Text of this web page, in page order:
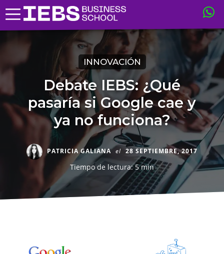
INNOVACIÓN
Debate IEBS: ¿Qué
pasaría si Google cae y
ya no funciona?
PATRICIA GALIANA el 28 SEPTIEMBRE, 2017
Tiempo de lectura: 5 min